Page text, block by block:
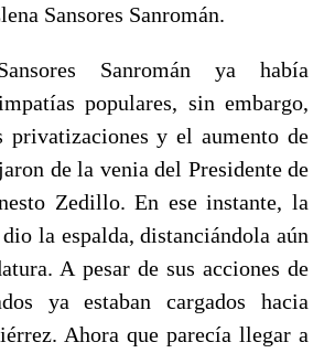
Sansores Sanromán.
Sanromán ya había
populares, sin embargo,
privatizaciones y el aumento de
de la venia del Presidente de
Zedillo. En ese instante, la
la espalda, distanciándola aún
A pesar de sus acciones de
ya estaban cargados hacia
Ahora que parecía llegar a